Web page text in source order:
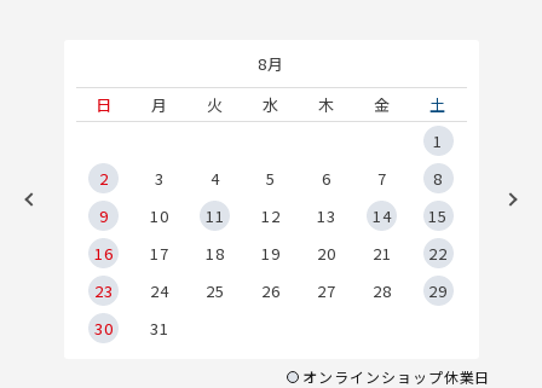
8月
日
月 火 水 木 金
土
1
2
3 4 5 6 7
8
9
10 11 12 13 14
15
16
17 18 19 20 21
22
23
24 25 26 27 28
29
30
31
オンラインショップ休業日